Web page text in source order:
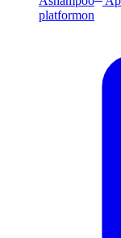
platformon